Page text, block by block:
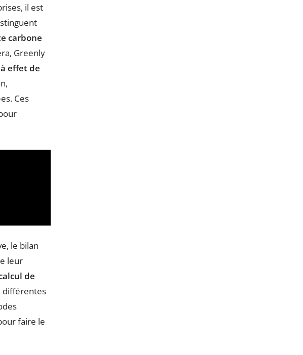
il est
carbone
Greenly
effet de
Ces
le bilan
leur
de
différentes
faire le